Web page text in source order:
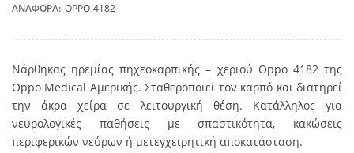
ΑΝΑΦΟΡΆ: OPPO-4182
Νάρθηκας ηρεμίας πηχεοκαρπικής – χεριού Oppo 4182 της
Oppo Medical Αμερικής. Σταθεροποιεί τον καρπό και διατηρεί
την άκρα χείρα σε λειτουργική θέση. Κατάλληλος για
νευρολογικές παθήσεις με σπαστικότητα, κακώσεις
περιφερικών νεύρων ή μετεγχειρητική αποκατάσταση.